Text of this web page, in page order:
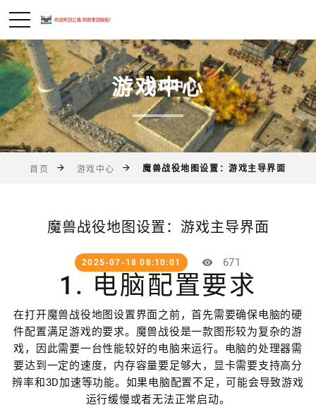
游戏中心
首页 游戏中心 魔兽战役地图设置：游戏主导界面
魔兽战役地图设置：游戏主导界面
2025-07-18 08:10:01 671
1. 电脑配置要求
在打开魔兽战役地图设置界面之前，首先需要确保电脑的硬
件配置满足游戏的要求。魔兽战役是一款图形较为复杂的游
戏，因此需要一台性能较好的电脑来运行。电脑的处理器需
要达到一定的速度，内存容量要足够大，显卡需要支持高分
辨率和3D加速等功能。如果电脑配置不足，可能会导致游戏
运行缓慢或者无法正常启动。